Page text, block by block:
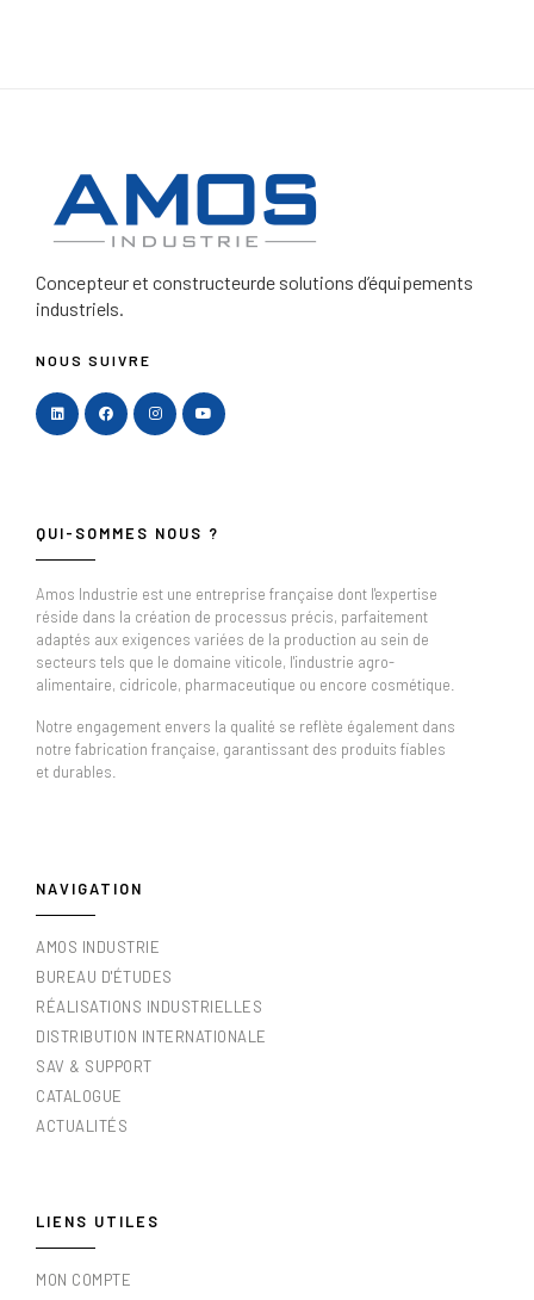
Concepteur et constructeurde solutions d’équipements
industriels.
NOUS SUIVRE
QUI-SOMMES NOUS ?
Amos Industrie est une entreprise française dont l'expertise
réside dans la création de processus précis, parfaitement
adaptés aux exigences variées de la production au sein de
secteurs tels que le domaine viticole, l'industrie agro-
alimentaire, cidricole, pharmaceutique ou encore cosmétique.
Notre engagement envers la qualité se reflète également dans
notre fabrication française, garantissant des produits fiables
et durables.
NAVIGATION
AMOS INDUSTRIE
BUREAU D'ÉTUDES
RÉALISATIONS INDUSTRIELLES
DISTRIBUTION INTERNATIONALE
SAV & SUPPORT
CATALOGUE
ACTUALITÉS
LIENS UTILES
MON COMPTE